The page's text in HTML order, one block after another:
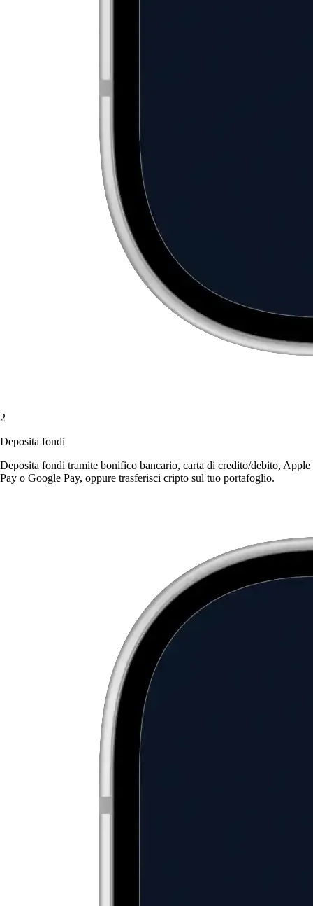
2
Deposita fondi
Deposita fondi tramite bonifico bancario, carta di credito/debito, Apple
Pay o Google Pay, oppure trasferisci cripto sul tuo portafoglio.